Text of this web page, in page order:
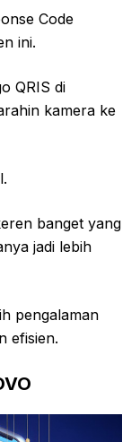
Code
ini.
QRIS di
kamera ke
banget yang
jadi lebih
pengalaman
efisien.